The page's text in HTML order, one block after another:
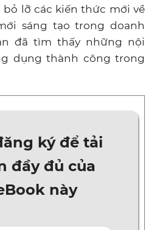
bỏ lỡ các kiến thức mới về
sáng tạo trong doanh
đã tìm thấy những nội
dụng thành công trong
ký để tải
đầy đủ của
này